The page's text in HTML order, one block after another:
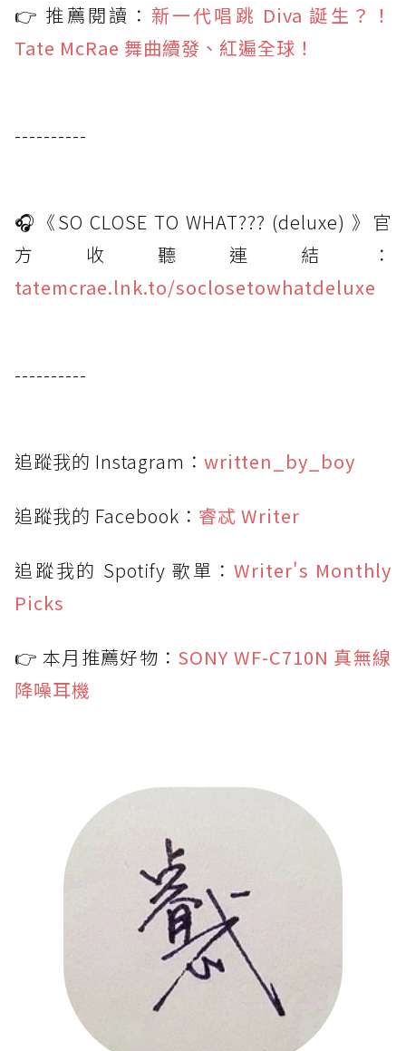
👉 推薦閱讀： 新一代唱跳 Diva 誕生？！
Tate McRae 舞曲續發、紅遍全球！
----------
🎧《SO CLOSE TO WHAT??? (deluxe) 》官
方收聽連結：
tatemcrae.lnk.to/soclosetowhatdeluxe
----------
追蹤我的 Instagram： written_by_boy
追蹤我的 Facebook： 睿忒 Writer
追蹤我的 Spotify 歌單：Writer's Monthly
Picks
👉 本月推薦好物： SONY WF-C710N 真無線
降噪耳機